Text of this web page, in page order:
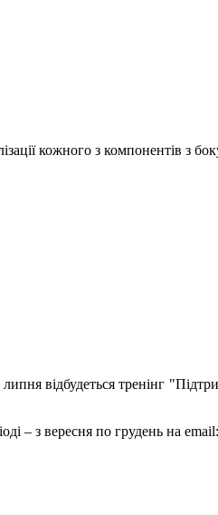
кожного з компонентів з
відбудеться тренінг
– з вересня по грудень на email: